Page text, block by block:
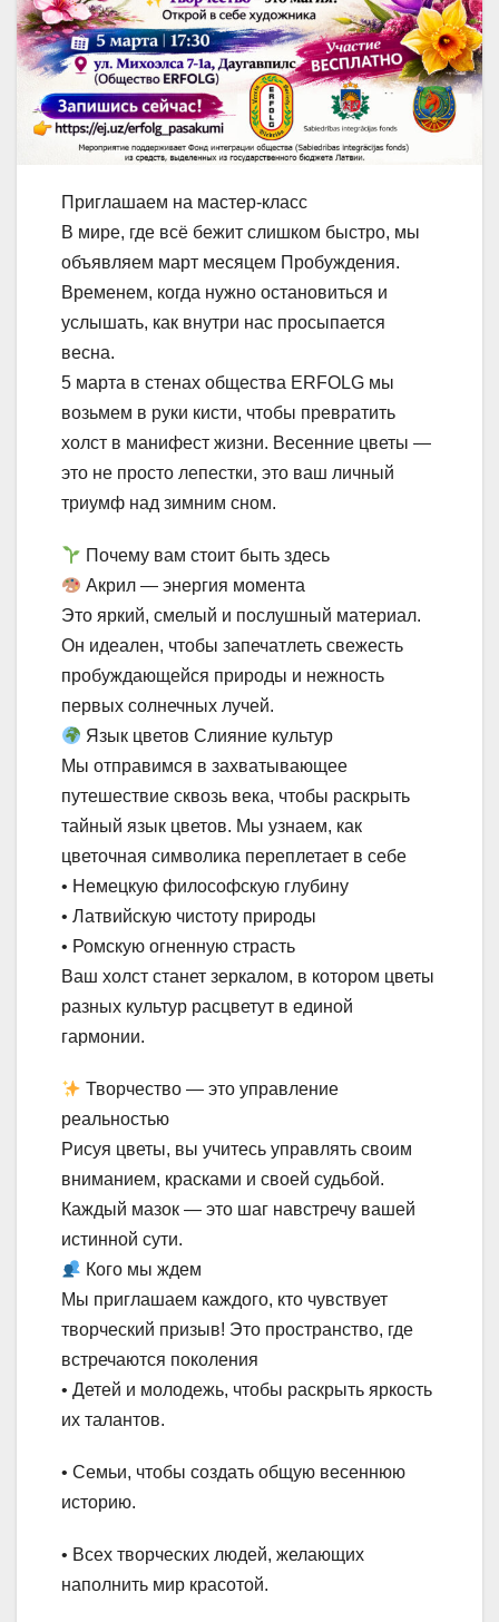
Приглашаем на мастер-класс
В мире, где всё бежит слишком быстро, мы
объявляем март месяцем Пробуждения.
Временем, когда нужно остановиться и
услышать, как внутри нас просыпается
весна.
5 марта в стенах общества ERFOLG мы
возьмем в руки кисти, чтобы превратить
холст в манифест жизни. Весенние цветы —
это не просто лепестки, это ваш личный
триумф над зимним сном.
Почему вам стоит быть здесь
Акрил — энергия момента
Это яркий, смелый и послушный материал.
Он идеален, чтобы запечатлеть свежесть
пробуждающейся природы и нежность
первых солнечных лучей.
Язык цветов Слияние культур
Мы отправимся в захватывающее
путешествие сквозь века, чтобы раскрыть
тайный язык цветов. Мы узнаем, как
цветочная символика переплетает в себе
• Немецкую философскую глубину
• Латвийскую чистоту природы
• Ромскую огненную страсть
Ваш холст станет зеркалом, в котором цветы
разных культур расцветут в единой
гармонии.
Творчество — это управление
реальностью
Рисуя цветы, вы учитесь управлять своим
вниманием, красками и своей судьбой.
Каждый мазок — это шаг навстречу вашей
истинной сути.
Кого мы ждем
Мы приглашаем каждого, кто чувствует
творческий призыв! Это пространство, где
встречаются поколения
• Детей и молодежь, чтобы раскрыть яркость
их талантов.
• Семьи, чтобы создать общую весеннюю
историю.
• Всех творческих людей, желающих
наполнить мир красотой.